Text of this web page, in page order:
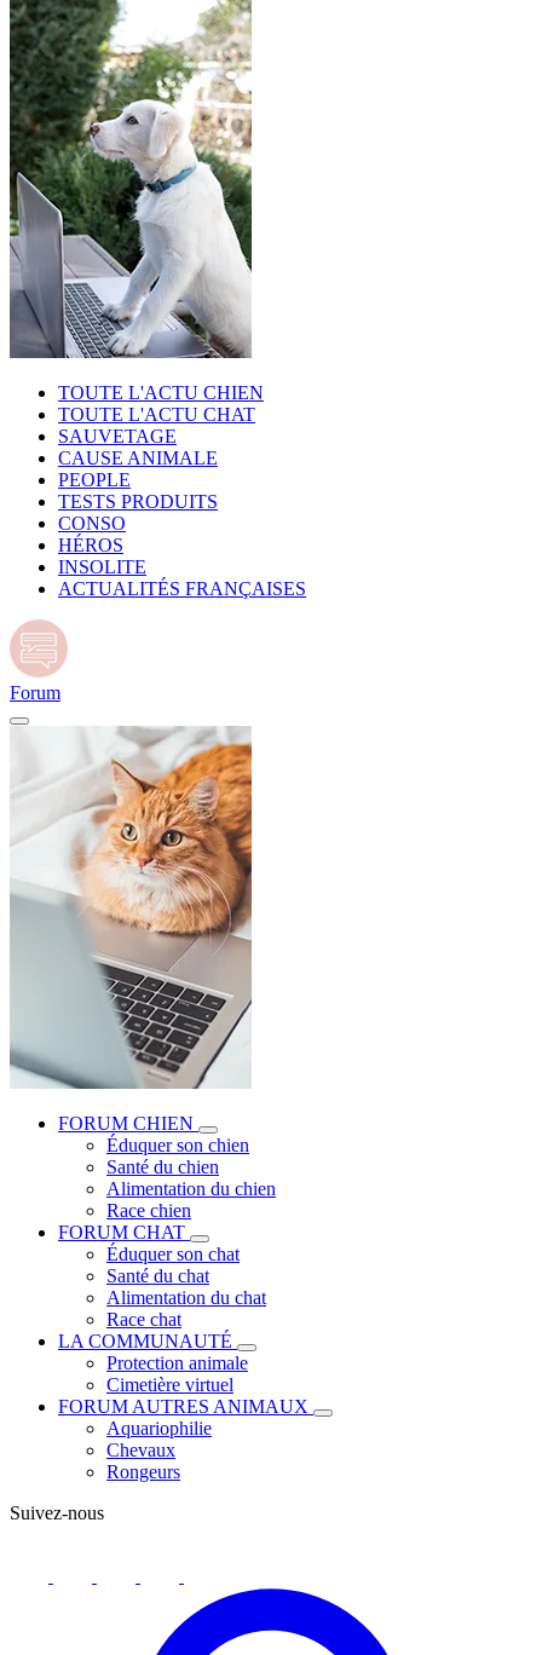
TOUTE L'ACTU CHIEN
TOUTE L'ACTU CHAT
SAUVETAGE
CAUSE ANIMALE
PEOPLE
TESTS PRODUITS
CONSO
HÉROS
INSOLITE
ACTUALITÉS FRANÇAISES
Forum
FORUM CHIEN
Éduquer son chien
Santé du chien
Alimentation du chien
Race chien
FORUM CHAT
Éduquer son chat
Santé du chat
Alimentation du chat
Race chat
LA COMMUNAUTÉ
Protection animale
Cimetière virtuel
FORUM AUTRES ANIMAUX
Aquariophilie
Chevaux
Rongeurs
Suivez-nous